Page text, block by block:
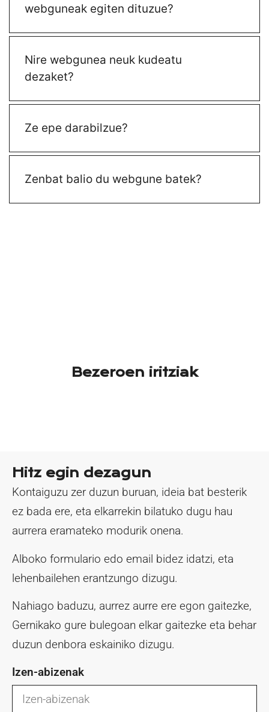
webguneak egiten dituzue?
Nire webgunea neuk kudeatu
dezaket?
Ze epe darabilzue?
Zenbat balio du webgune batek?
Bezeroen iritziak
Hitz egin dezagun
Kontaiguzu zer duzun buruan, ideia bat besterik
ez bada ere, eta elkarrekin bilatuko dugu hau
aurrera eramateko modurik onena.
Alboko formulario edo email bidez idatzi, eta
lehenbailehen erantzungo dizugu.
Nahiago baduzu, aurrez aurre ere egon gaitezke,
Gernikako gure bulegoan elkar gaitezke eta behar
duzun denbora eskainiko dizugu.
Izen-abizenak